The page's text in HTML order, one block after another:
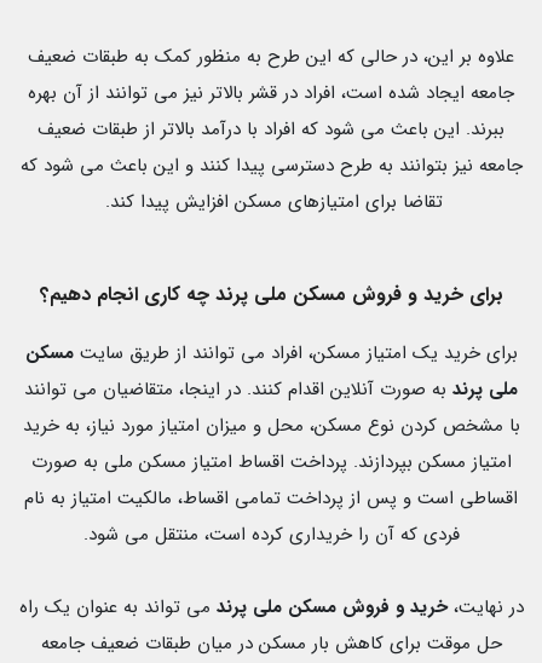
علاوه بر این، در حالی که این طرح به منظور کمک به طبقات ضعیف
جامعه ایجاد شده است، افراد در قشر بالاتر نیز می توانند از آن بهره
ببرند. این باعث می شود که افراد با درآمد بالاتر از طبقات ضعیف
جامعه نیز بتوانند به طرح دسترسی پیدا کنند و این باعث می شود که
تقاضا برای امتیازهای مسکن افزایش پیدا کند.
برای خرید و فروش مسکن ملی پرند چه کاری انجام دهیم؟
برای خرید یک امتیاز مسکن، افراد می توانند از طریق سایتمسکن
ملی پرند به صورت آنلاین اقدام کنند. در اینجا، متقاضیان می توانند
با مشخص کردن نوع مسکن، محل و میزان امتیاز مورد نیاز، به خرید
امتیاز مسکن بپردازند. پرداخت اقساط امتیاز مسکن ملی به صورت
اقساطی است و پس از پرداخت تمامی اقساط، مالکیت امتیاز به نام
فردی که آن را خریداری کرده است، منتقل می شود.
در نهایت،خرید و فروش مسکن ملی پرند می تواند به عنوان یک راه
حل موقت برای کاهش بار مسکن در میان طبقات ضعیف جامعه